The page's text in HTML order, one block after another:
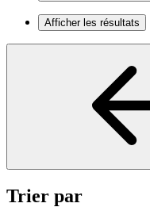
Afficher les résultats
Trier par